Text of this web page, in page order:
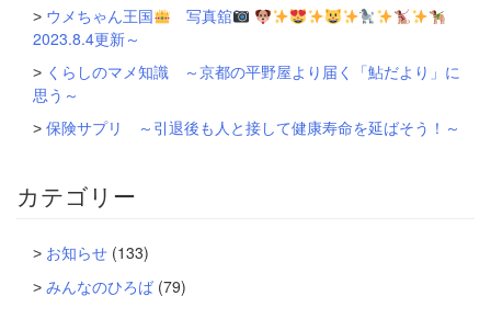
ウメちゃん王国
写真舘
2023.8.4更新～
くらしのマメ知識 ～京都の平野屋より届く「鮎だより」に
思う～
保険サプリ ～引退後も人と接して健康寿命を延ばそう！～
カテゴリー
お知らせ (133)
みんなのひろば (79)